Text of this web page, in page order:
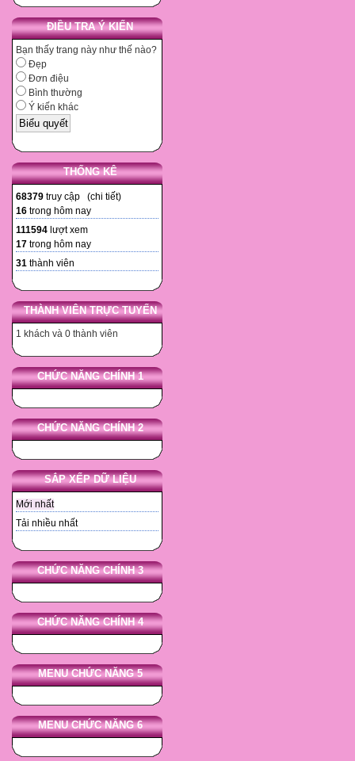
ĐIỀU TRA Ý KIẾN
Bạn thấy trang này như thế nào?
Đẹp
Đơn điệu
Bình thường
Ý kiến khác
THỐNG KÊ
68379 truy cập (chi tiết)
16 trong hôm nay
111594 lượt xem
17 trong hôm nay
31 thành viên
THÀNH VIÊN TRỰC TUYẾN
1 khách và 0 thành viên
CHỨC NĂNG CHÍNH 1
CHỨC NĂNG CHÍNH 2
SẮP XẾP DỮ LIỆU
Mới nhất
Tải nhiều nhất
CHỨC NĂNG CHÍNH 3
CHỨC NĂNG CHÍNH 4
MENU CHỨC NĂNG 5
MENU CHỨC NĂNG 6